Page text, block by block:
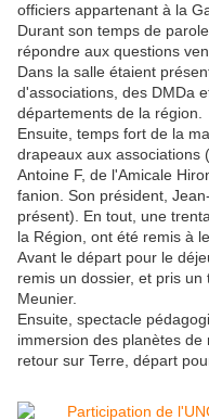
officiers appartenant à la
Durant son temps de
répondre aux questions
Dans la salle étaient
d'associations, des DMDa
départements de la région.
Ensuite, temps fort de la
drapeaux aux associations
Antoine F, de l'Amicale
fanion. Son président,
présent). En tout, une
la Région, ont été remis à
Avant le départ pour le
remis un dossier, et pris
Meunier.
Ensuite, spectacle
immersion des planètes
retour sur Terre, départ